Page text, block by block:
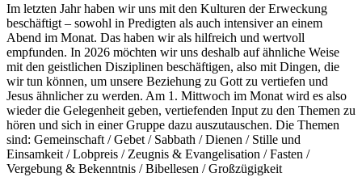
Im letzten Jahr haben wir uns mit den Kulturen der Erweckung
beschäftigt – sowohl in Predigten als auch intensiver an einem
Abend im Monat. Das haben wir als hilfreich und wertvoll
empfunden. In 2026 möchten wir uns deshalb auf ähnliche Weise
mit den geistlichen Disziplinen beschäftigen, also mit Dingen, die
wir tun können, um unsere Beziehung zu Gott zu vertiefen und
Jesus ähnlicher zu werden. Am 1. Mittwoch im Monat wird es also
wieder die Gelegenheit geben, vertiefenden Input zu den Themen zu
hören und sich in einer Gruppe dazu auszutauschen. Die Themen
sind: Gemeinschaft / Gebet / Sabbath / Dienen / Stille und
Einsamkeit / Lobpreis / Zeugnis & Evangelisation / Fasten /
Vergebung & Bekenntnis / Bibellesen / Großzügigkeit